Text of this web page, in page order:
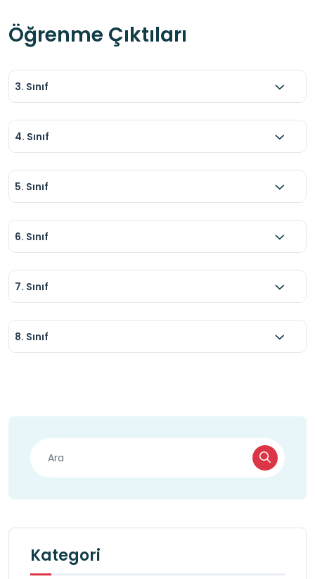
Öğrenme Çıktıları
3. Sınıf
4. Sınıf
5. Sınıf
6. Sınıf
7. Sınıf
8. Sınıf
Kategori